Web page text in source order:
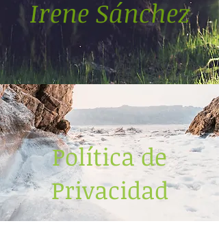
Irene Sánchez
Política de
Privacidad